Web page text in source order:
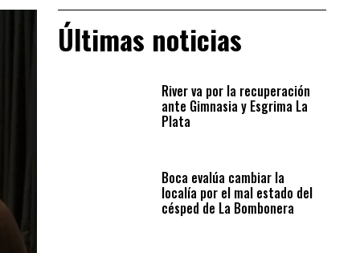
Últimas noticias
River va por la recuperación
ante Gimnasia y Esgrima La
Plata
Boca evalúa cambiar la
localía por el mal estado del
césped de La Bombonera